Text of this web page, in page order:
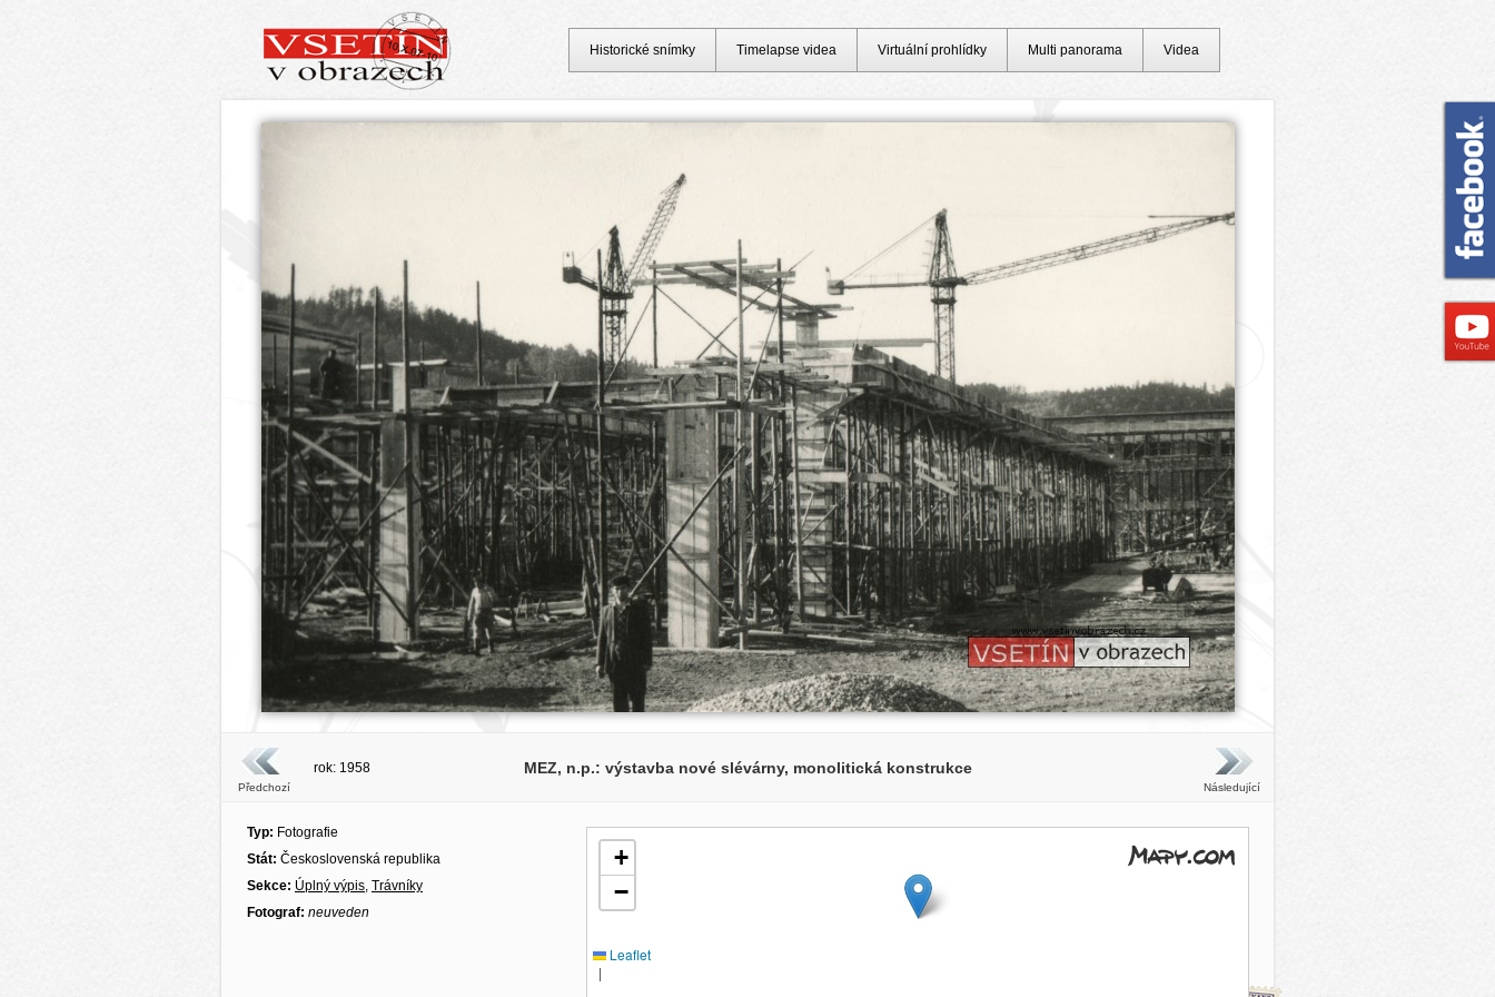
Předchozí
rok: 1958 MEZ, n.p.: výstavba nové slévárny, monolitická konstrukce
Následující
Typ: Fotografie
Stát: Československá republika
Sekce: Úplný výpis, Trávníky
Fotograf: neuveden
+
−
Leaflet
|
Historické snímky Timelapse videa Virtuální prohlídky Multi panorama Videa